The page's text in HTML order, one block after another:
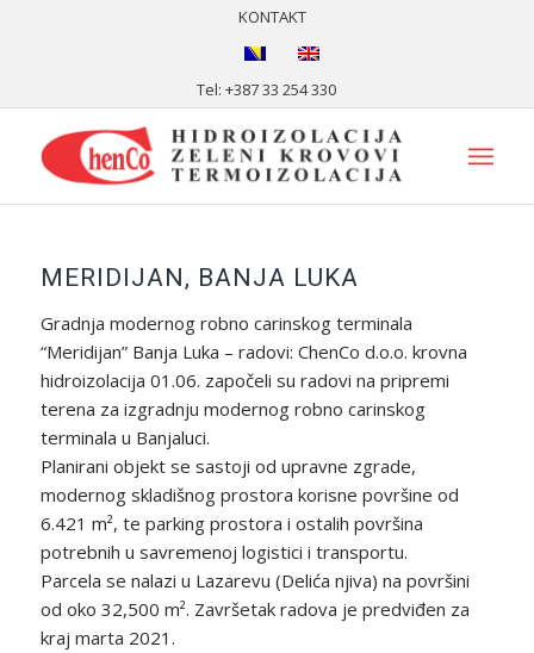
KONTAKT
Tel: +387 33 254 330
MERIDIJAN, BANJA LUKA
Gradnja modernog robno carinskog terminala
“Meridijan” Banja Luka – radovi: ChenCo d.o.o. krovna
hidroizolacija 01.06. započeli su radovi na pripremi
terena za izgradnju modernog robno carinskog
terminala u Banjaluci.
Planirani objekt se sastoji od upravne zgrade,
modernog skladišnog prostora korisne površine od
6.421 m², te parking prostora i ostalih površina
potrebnih u savremenoj logistici i transportu.
Parcela se nalazi u Lazarevu (Delića njiva) na površini
od oko 32,500 m². Završetak radova je predviđen za
kraj marta 2021.